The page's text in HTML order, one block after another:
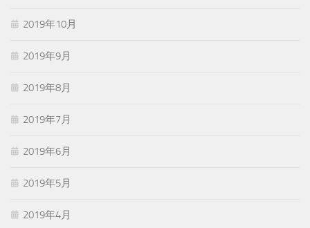
2019年10月
2019年9月
2019年8月
2019年7月
2019年6月
2019年5月
2019年4月